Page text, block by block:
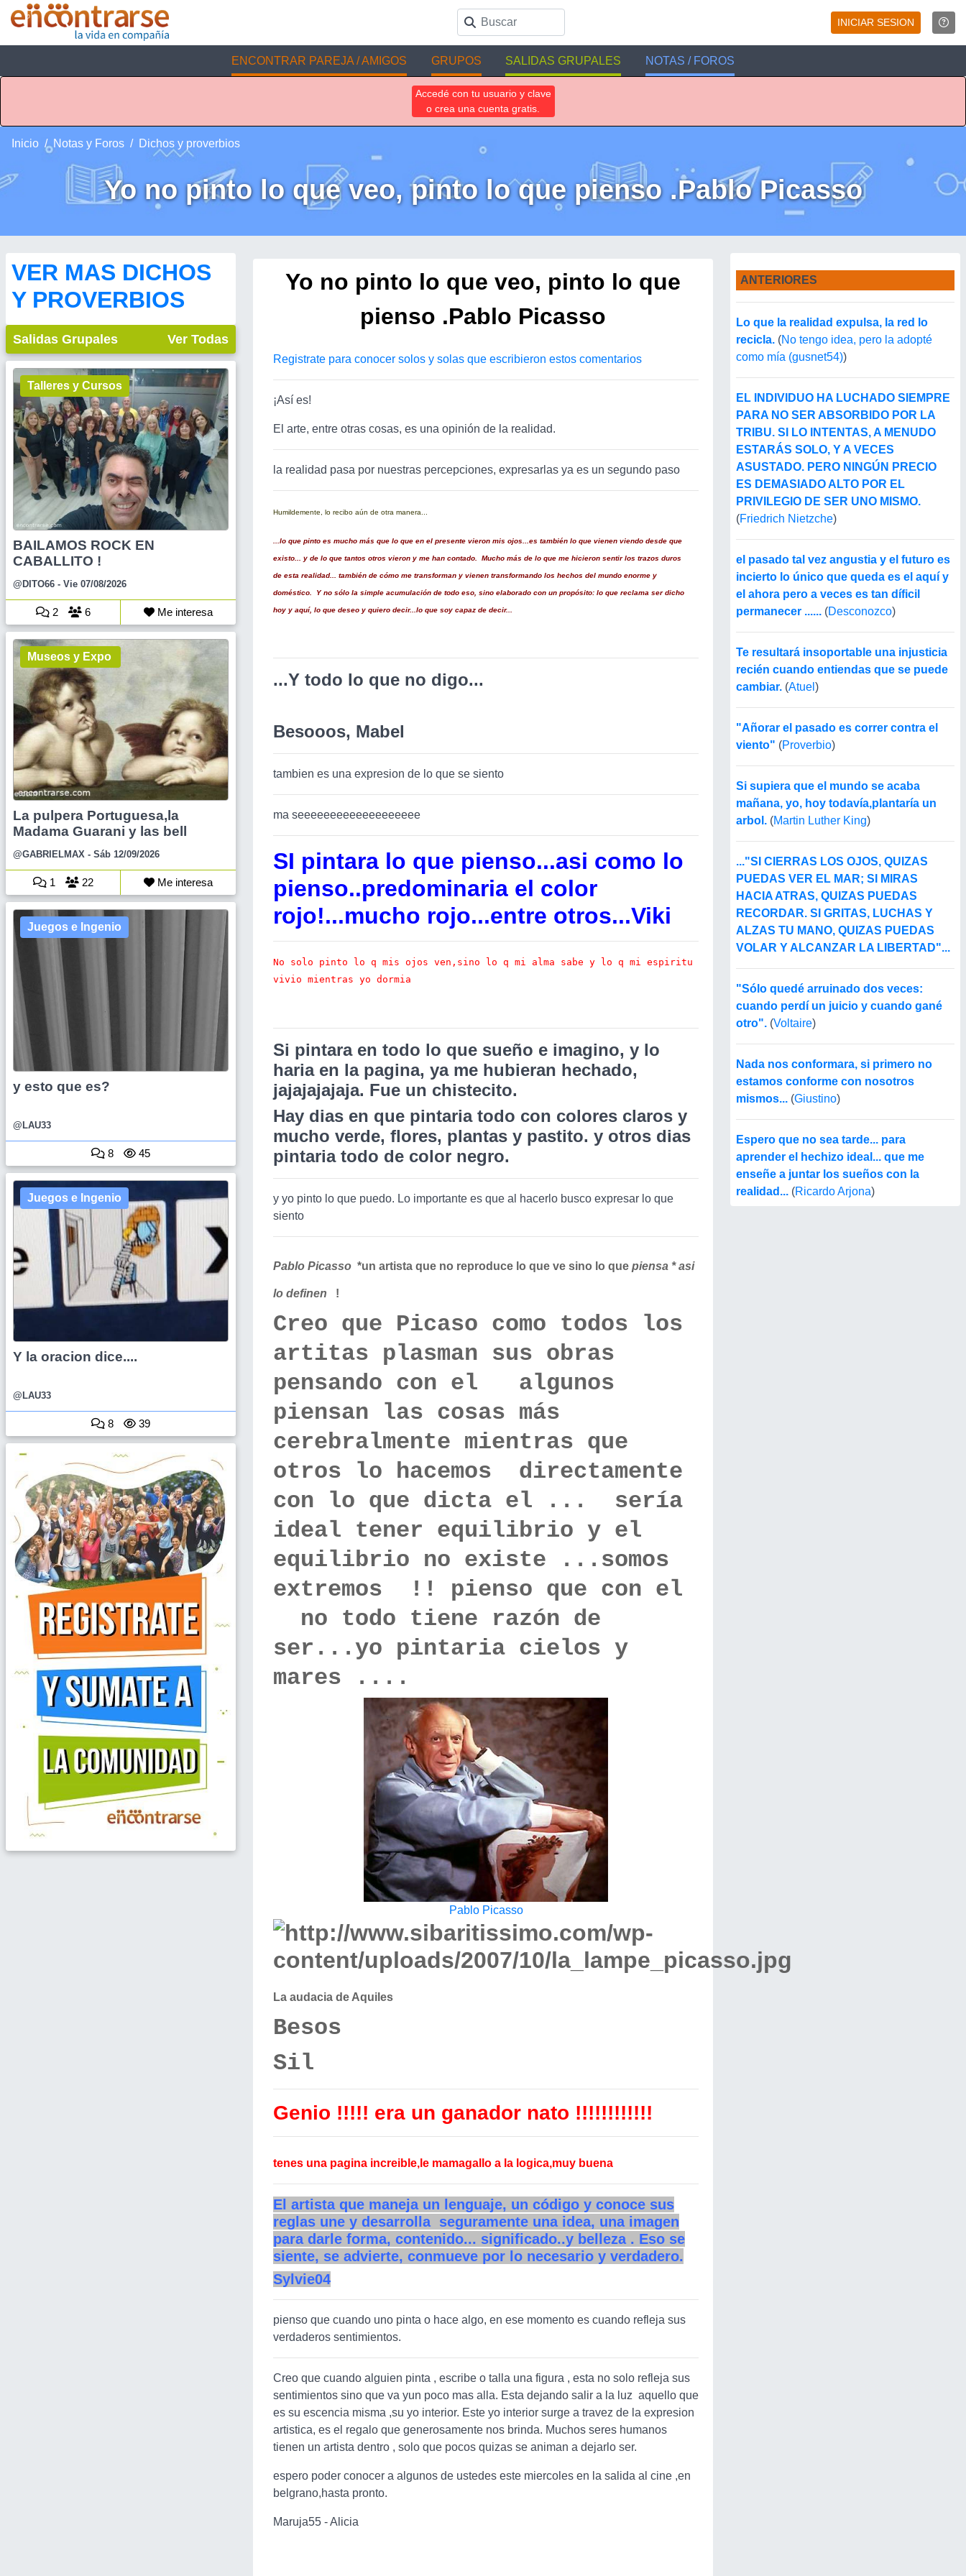
INICIAR SESION
ENCONTRAR PAREJA / AMIGOS GRUPOS SALIDAS GRUPALES NOTAS / FOROS
Accedé con tu usuario y clave
o crea una cuenta gratis.
Inicio Notas y Foros Dichos y proverbios
Yo no pinto lo que veo, pinto lo que pienso .Pablo Picasso
VER MAS DICHOS
Y PROVERBIOS
Salidas Grupales Ver Todas
Talleres y Cursos
BAILAMOS ROCK EN
CABALLITO !
@DITO66 - Vie 07/08/2026
2 6 Me interesa
Museos y Expo
La pulpera Portuguesa,la
Madama Guarani y las bell
@GABRIELMAX - Sáb 12/09/2026
1 22 Me interesa
Juegos e Ingenio
y esto que es?
@LAU33
8 45
Juegos e Ingenio
Y la oracion dice....
@LAU33
8 39
Yo no pinto lo que veo, pinto lo que
pienso .Pablo Picasso
Registrate para conocer solos y solas que escribieron estos comentarios
¡Así es!
El arte, entre otras cosas, es una opinión de la realidad.
la realidad pasa por nuestras percepciones, expresarlas ya es un segundo paso
Humildemente, lo recibo aún de otra manera...
...lo que pinto es mucho más que lo que en el presente vieron mis ojos...es también lo que vienen viendo desde que
existo... y de lo que tantos otros vieron y me han contado. Mucho más de lo que me hicieron sentir los trazos duros
de esta realidad... también de cómo me transforman y vienen transformando los hechos del mundo enorme y
doméstico. Y no sólo la simple acumulación de todo eso, sino elaborado con un propósito: lo que reclama ser dicho
hoy y aquí, lo que deseo y quiero decir...lo que soy capaz de decir...
...Y todo lo que no digo...
Besooos, Mabel
tambien es una expresion de lo que se siento
ma seeeeeeeeeeeeeeeeeee
SI pintara lo que pienso...asi como lo
pienso..predominaria el color
rojo!...mucho rojo...entre otros...Viki
No solo pinto lo q mis ojos ven,sino lo q mi alma sabe y lo q mi espiritu
vivio mientras yo dormia
Si pintara en todo lo que sueño e imagino, y lo
haria en la pagina, ya me hubieran hechado,
jajajajajaja. Fue un chistecito.
Hay dias en que pintaria todo con colores claros y
mucho verde, flores, plantas y pastito. y otros dias
pintaria todo de color negro.
y yo pinto lo que puedo. Lo importante es que al hacerlo busco expresar lo que
siento
Pablo Picasso *un artista que no reproduce lo que ve sino lo que piensa *asi
lo definen !
Creo que Picaso como todos los
artitas plasman sus obras
pensando con el
algunos
piensan las cosas más
cerebralmente mientras que
otros lo hacemos directamente
con lo que dicta el
... sería
ideal tener equilibrio y el
equilibrio no existe ...somos
extremos !! pienso que con el
no todo tiene razón de
ser...yo pintaria cielos y
mares ....
Pablo Picasso
La audacia de Aquiles
Besos
Sil
Genio !!!!! era un ganador nato !!!!!!!!!!!!
tenes una pagina increible,le mamagallo a la logica,muy buena
El artista que maneja un lenguaje, un código y conoce sus
reglas une y desarrolla seguramente una idea, una imagen
para darle forma, contenido... significado..y belleza . Eso se
siente, se advierte, conmueve por lo necesario y verdadero.
Sylvie04
pienso que cuando uno pinta o hace algo, en ese momento es cuando refleja sus
verdaderos sentimientos.
Creo que cuando alguien pinta , escribe o talla una figura , esta no solo refleja sus
sentimientos sino que va yun poco mas alla. Esta dejando salir a la luz aquello que
es su escencia misma ,su yo interior. Este yo interior surge a travez de la expresion
artistica, es el regalo que generosamente nos brinda. Muchos seres humanos
tienen un artista dentro , solo que pocos quizas se animan a dejarlo ser.
espero poder conocer a algunos de ustedes este miercoles en la salida al cine ,en
belgrano,hasta pronto.
Maruja55 - Alicia
ANTERIORES
Lo que la realidad expulsa, la red lo
recicla. (No tengo idea, pero la adopté
como mía (gusnet54))
EL INDIVIDUO HA LUCHADO SIEMPRE
PARA NO SER ABSORBIDO POR LA
TRIBU. SI LO INTENTAS, A MENUDO
ESTARÁS SOLO, Y A VECES
ASUSTADO. PERO NINGÚN PRECIO
ES DEMASIADO ALTO POR EL
PRIVILEGIO DE SER UNO MISMO.
(Friedrich Nietzche)
el pasado tal vez angustia y el futuro es
incierto lo único que queda es el aquí y
el ahora pero a veces es tan díficil
permanecer ...... (Desconozco)
Te resultará insoportable una injusticia
recién cuando entiendas que se puede
cambiar. (Atuel )
"Añorar el pasado es correr contra el
viento" (Proverbio)
Si supiera que el mundo se acaba
mañana, yo, hoy todavía,plantaría un
arbol. (Martin Luther King)
..."SI CIERRAS LOS OJOS, QUIZAS
PUEDAS VER EL MAR; SI MIRAS
HACIA ATRAS, QUIZAS PUEDAS
RECORDAR. SI GRITAS, LUCHAS Y
ALZAS TU MANO, QUIZAS PUEDAS
VOLAR Y ALCANZAR LA LIBERTAD"...
"Sólo quedé arruinado dos veces:
cuando perdí un juicio y cuando gané
otro". (Voltaire)
Nada nos conformara, si primero no
estamos conforme con nosotros
mismos... (Giustino)
Espero que no sea tarde... para
aprender el hechizo ideal... que me
enseñe a juntar los sueños con la
realidad... (Ricardo Arjona)